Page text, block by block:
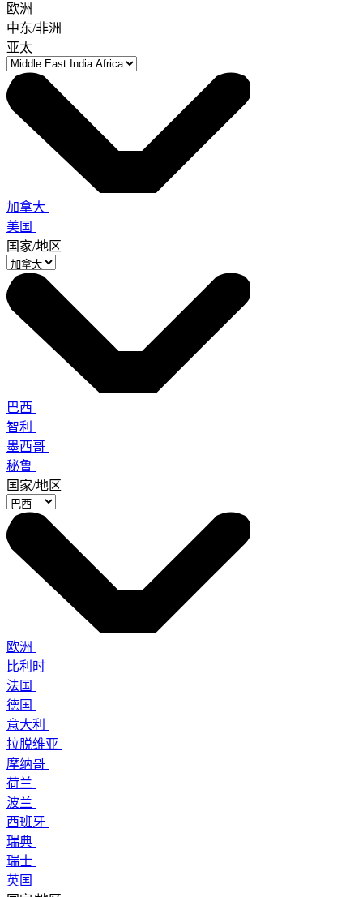
欧洲
中东/非洲
亚太
加拿大
美国
国家/地区
巴西
智利
墨西哥
秘鲁
国家/地区
欧洲
比利时
法国
德国
意大利
拉脱维亚
摩纳哥
荷兰
波兰
西班牙
瑞典
瑞士
英国